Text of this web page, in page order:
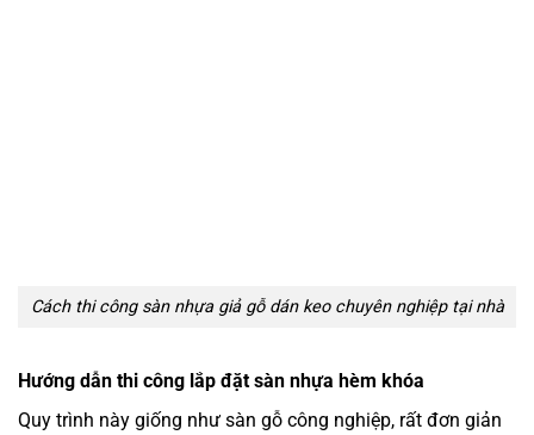
Cách thi công sàn nhựa giả gỗ dán keo chuyên nghiệp tại nhà
Hướng dẫn thi công lắp đặt sàn nhựa hèm khóa
Quy trình này giống như sàn gỗ công nghiệp, rất đơn giản